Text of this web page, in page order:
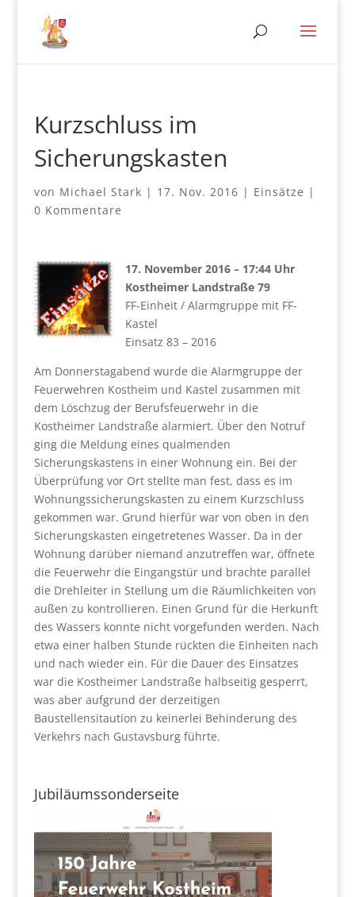
Kurzschluss im
Sicherungskasten
von Michael Stark | 17. Nov. 2016 | Einsätze |
0 Kommentare
17. November 2016 – 17:44 Uhr
Kostheimer Landstraße 79
FF-Einheit / Alarmgruppe mit FF-
Kastel
Einsatz 83 – 2016
Am Donnerstagabend wurde die Alarmgruppe der
Feuerwehren Kostheim und Kastel zusammen mit
dem Löschzug der Berufsfeuerwehr in die
Kostheimer Landstraße alarmiert. Über den Notruf
ging die Meldung eines qualmenden
Sicherungskastens in einer Wohnung ein. Bei der
Überprüfung vor Ort stellte man fest, dass es im
Wohnungssicherungskasten zu einem Kurzschluss
gekommen war. Grund hierfür war von oben in den
Sicherungskasten eingetretenes Wasser. Da in der
Wohnung darüber niemand anzutreffen war, öffnete
die Feuerwehr die Eingangstür und brachte parallel
die Drehleiter in Stellung um die Räumlichkeiten von
außen zu kontrollieren. Einen Grund für die Herkunft
des Wassers konnte nicht vorgefunden werden. Nach
etwa einer halben Stunde rückten die Einheiten nach
und nach wieder ein. Für die Dauer des Einsatzes
war die Kostheimer Landstraße halbseitig gesperrt,
was aber aufgrund der derzeitigen
Baustellensitaution zu keinerlei Behinderung des
Verkehrs nach Gustavsburg führte.
Jubiläumssonderseite